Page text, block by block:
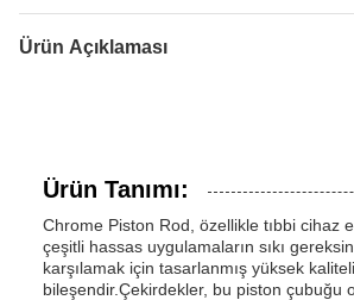
Ürün Açıklaması
Ürün Tanımı:
Chrome Piston Rod, özellikle tıbbi cihaz
çeşitli hassas uygulamaların sıkı
karşılamak için tasarlanmış yüksek
bileşendir.Çekirdekler, bu piston çubuğu